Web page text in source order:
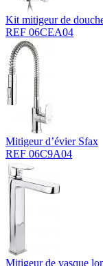
Kit mitigeur de
REF 06CEA04
Mitigeur d’évier Sfax
REF 06C9A04
Mitigeur de vasque